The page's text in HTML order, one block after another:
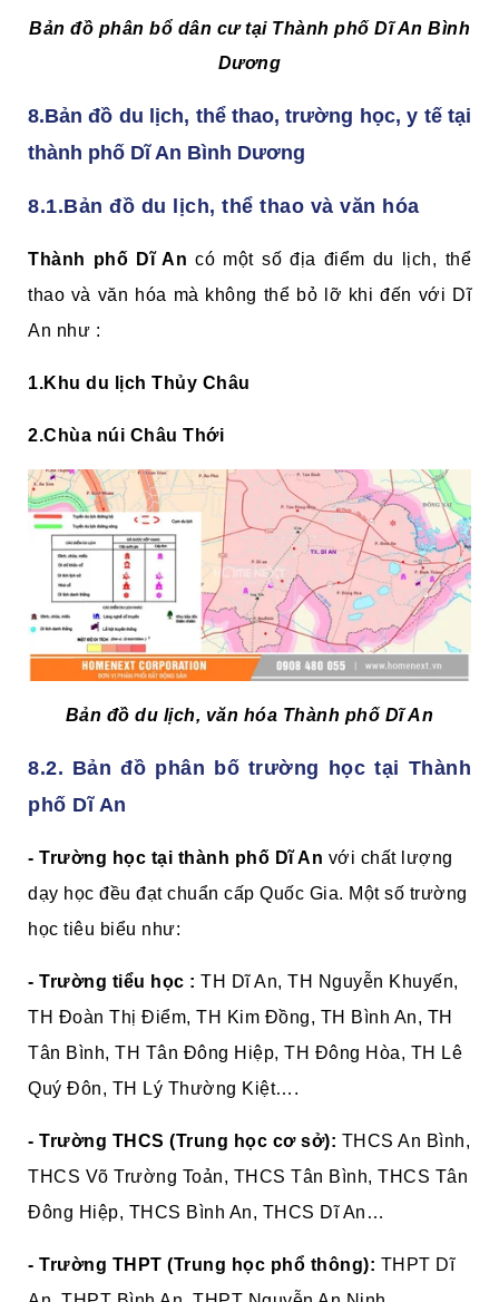
Bản đồ phân bổ dân cư tại Thành phố Dĩ An Bình
Dương
8.Bản đồ du lịch, thể thao, trường học, y tế tại
thành phố Dĩ An Bình Dương
8.1.Bản đồ du lịch, thể thao và văn hóa
Thành phố Dĩ An có một số địa điểm du lịch, thể
thao và văn hóa mà không thể bỏ lỡ khi đến với Dĩ
An như :
1.Khu du lịch Thủy Châu
2.Chùa núi Châu Thới
Bản đồ du lịch, văn hóa Thành phố Dĩ An
8.2. Bản đồ phân bố trường học tại Thành
phố Dĩ An
- Trường học tại thành phố Dĩ An với chất lượng
dạy học đều đạt chuẩn cấp Quốc Gia. Một số trường
học tiêu biểu như:
- Trường tiểu học : TH Dĩ An, TH Nguyễn Khuyến,
TH Đoàn Thị Điểm, TH Kim Đồng, TH Bình An, TH
Tân Bình, TH Tân Đông Hiệp, TH Đông Hòa, TH Lê
Quý Đôn, TH Lý Thường Kiệt….
- Trường THCS (Trung học cơ sở): THCS An Bình,
THCS Võ Trường Toản, THCS Tân Bình, THCS Tân
Đông Hiệp, THCS Bình An, THCS Dĩ An…
- Trường THPT (Trung học phổ thông): THPT Dĩ